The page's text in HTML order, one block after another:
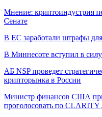
Мнение: криптоиндустрия
Сенате
В ЕС заработали штрафы
В Миннесоте вступил в
АБ NSP проведет
крипторынка в России
Министр финансов США
проголосовать по CLARITY